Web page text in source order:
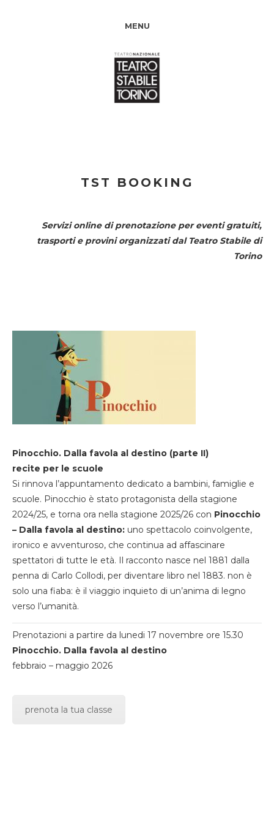
MENU
TST BOOKING
Servizi online di prenotazione per eventi gratuiti,
trasporti e provini organizzati dal Teatro Stabile di
Torino
Pinocchio. Dalla favola al destino (parte II)
recite per le scuole
Si rinnova l’appuntamento dedicato a bambini, famiglie e
scuole. Pinocchio è stato protagonista della stagione
2024/25, e torna ora nella stagione 2025/26 con Pinocchio
– Dalla favola al destino: uno spettacolo coinvolgente,
ironico e avventuroso, che continua ad affascinare
spettatori di tutte le età. Il racconto nasce nel 1881 dalla
penna di Carlo Collodi, per diventare libro nel 1883. non è
solo una fiaba: è il viaggio inquieto di un’anima di legno
verso l’umanità.
Prenotazioni a partire da lunedi 17 novembre ore 15.30
Pinocchio. Dalla favola al destino
febbraio – maggio 2026
prenota la tua classe